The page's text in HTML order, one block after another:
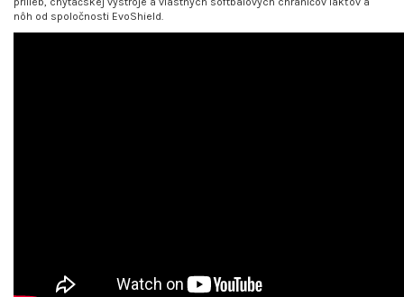
nôh od spoločnosti EvoShield.